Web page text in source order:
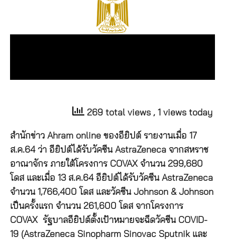
269 total views , 1 views today
สำนักข่าว Ahram online ของอียิปต์ รายงานเมื่อ 17
ส.ค.64 ว่า อียิปต์ได้รับวัคซีน AstraZeneca จากสหราช
อาณาจักร ภายใต้โครงการ COVAX จำนวน 299,680
โดส และเมื่อ 13 ส.ค.64 อียิปต์ได้รับวัคซีน AstraZeneca
จำนวน 1,766,400 โดส และวัคซีน Johnson & Johnson
เป็นครั้งแรก จำนวน 261,600 โดส จากโครงการ
COVAX รัฐบาลอียิปต์ตั้งเป้าหมายจะฉีดวัคซีน COVID-
19 (AstraZeneca Sinopharm Sinovac Sputnik และ